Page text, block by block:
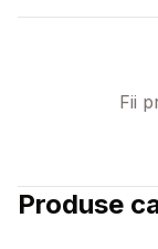
Fii
Produse